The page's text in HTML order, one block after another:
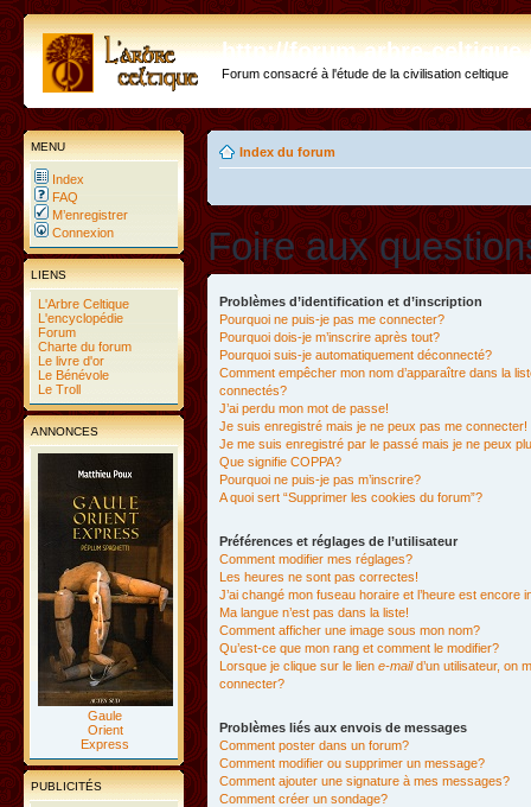
http://forum.arbre-
Forum consacré à l'étude de la civilisation celtique
MENU
Index
FAQ
M’enregistrer
Connexion
LIENS
L'Arbre Celtique
L'encyclopédie
Forum
Charte du forum
Le livre d'or
Le Bénévole
Le Troll
ANNONCES
Gaule
Orient
Express
PUBLICITÉS
Index du forum
Foire aux
Problèmes d’identification et d’inscription
Pourquoi ne puis-je pas me connecter?
Pourquoi dois-je m’inscrire après tout?
Pourquoi suis-je automatiquement déconnecté?
Comment empêcher mon nom d’apparaître dans la
connectés?
J’ai perdu mon mot de passe!
Je suis enregistré mais je ne peux pas me connecter!
Je me suis enregistré par le passé mais je ne peux
Que signifie COPPA?
Pourquoi ne puis-je pas m’inscrire?
A quoi sert “Supprimer les cookies du forum”?
Préférences et réglages de l’utilisateur
Comment modifier mes réglages?
Les heures ne sont pas correctes!
J’ai changé mon fuseau horaire et l’heure est encore
Ma langue n’est pas dans la liste!
Comment afficher une image sous mon nom?
Qu’est-ce que mon rang et comment le modifier?
Lorsque je clique sur le lien e-maild’un utilisateur, on
connecter?
Problèmes liés aux envois de messages
Comment poster dans un forum?
Comment modifier ou supprimer un message?
Comment ajouter une signature à mes messages?
Comment créer un sondage?